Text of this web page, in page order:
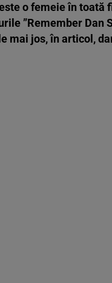
o femeie în toată
”Remember Dan
mai jos, în articol,